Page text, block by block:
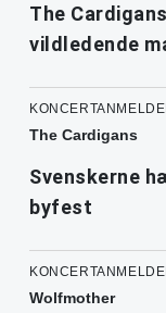
The
vildledende
The Cardigans
Svenskerne
byfest
Wolfmother